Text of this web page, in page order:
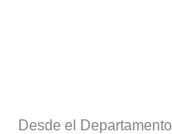
Desde el